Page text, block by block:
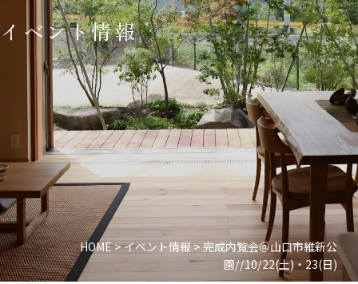
イベント情報
HOME>イベント情報 >完成内覧会＠山口市維新公
園//10/22(土)・23(日)